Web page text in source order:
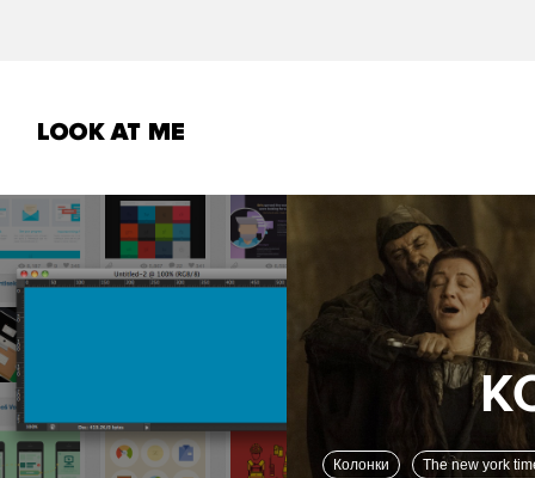
Колонки The new york